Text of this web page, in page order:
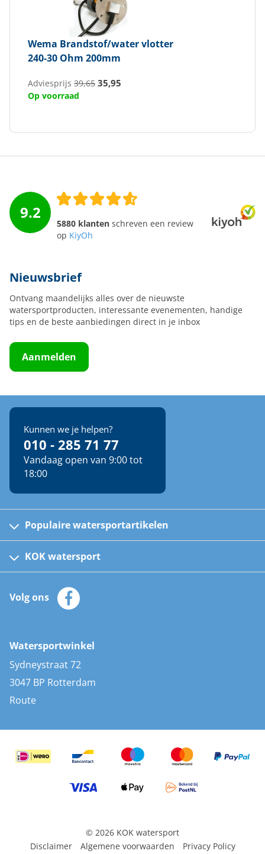
Wema Brandstof/water vlotter
240-30 Ohm 200mm
Adviesprijs 39,65 35,95
Op voorraad
9.2
5880 klanten schreven een review
op KiyOh
Nieuwsbrief
Ontvang maandelijks alles over de nieuwste
watersportproducten, interessante evenementen, handige
tips en de beste aanbiedingen direct in je inbox
Aanmelden
Kunnen we je helpen?
010 - 285 71 77
Vandaag open van 9:00 tot
18:00
Populaire watersportartikelen
Kinder reddingsvesten
Automatische reddingsvesten
Zeilkleding
Zonnepanelen
AIS transponders
Stootwillen en fenders
Bootkussens
Zwemtrappen
KOK watersport
Klantenservice
Merken
Volg ons
Watersportwinkel
Sydneystraat 72
3047 BP Rotterdam
Route
© 2026 KOK watersport
Disclaimer
Algemene voorwaarden Privacy Policy